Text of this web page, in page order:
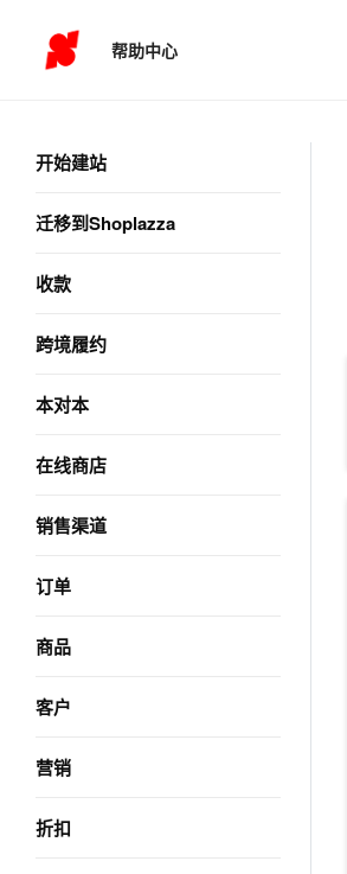
帮助中心
开始建站
迁移到Shoplazza
收款
跨境履约
本对本
在线商店
销售渠道
订单
商品
客户
营销
折扣